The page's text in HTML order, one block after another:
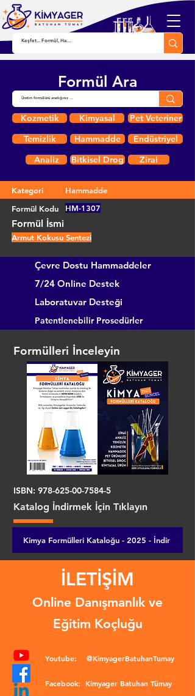
Formül Ara
Kozmetik Kimyasal
Pet Veteriner
Temizlik
Hammadde
Endüstriyel
Analiz
Bitkisel Drog Zirai
Kategori
Hammadde
Formül Kodu
HM-1307
Formül İsmi
Armut Kokusu Sentezi
Çevre Dostu Hammaddeler
7/24 Online Destek
Laboratuvar Desteği
Patentlenebilir Prosedürler
Formülleri İnceleyin
ISBN: 978-625-00-7584-5
Katalog İndirmek İçin Tıklayın
Kimya Formülleri Kataloğu - 2025 - İndir
İLETİŞİM
Online Danışmanlık ve
Eğitim Koçluğu
Youtube: @KimyagerBatuhanTumay
Facebook: Kimyager Batuhan Tümay